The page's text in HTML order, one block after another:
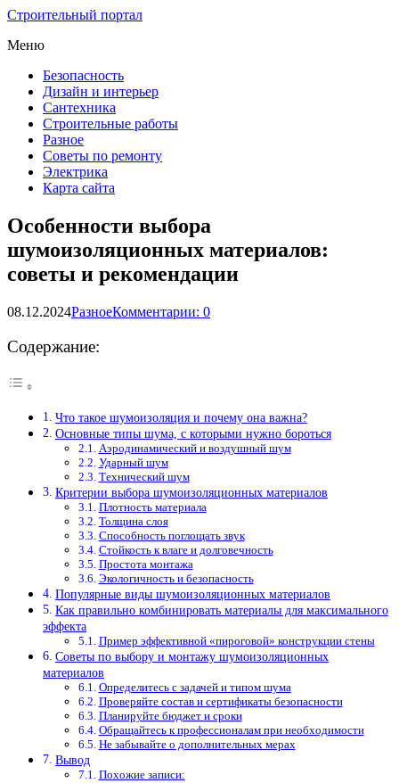
Строительный портал
Меню
Безопасность
Дизайн и интерьер
Сантехника
Строительные работы
Разное
Советы по ремонту
Электрика
Карта сайта
Особенности выбора
шумоизоляционных материалов:
советы и рекомендации
08.12.2024РазноеКомментарии: 0
Содержание:
Что такое шумоизоляция и почему она важна?
Основные типы шума, с которыми нужно бороться
Аэродинамический и воздушный шум
Ударный шум
Технический шум
Критерии выбора шумоизоляционных материалов
Плотность материала
Толщина слоя
Способность поглощать звук
Стойкость к влаге и долговечность
Простота монтажа
Экологичность и безопасность
Популярные виды шумоизоляционных материалов
Как правильно комбинировать материалы для максимального
эффекта
Пример эффективной «пироговой» конструкции стены
Советы по выбору и монтажу шумоизоляционных
материалов
Определитесь с задачей и типом шума
Проверяйте состав и сертификаты безопасности
Планируйте бюджет и сроки
Обращайтесь к профессионалам при необходимости
Не забывайте о дополнительных мерах
Вывод
Похожие записи: